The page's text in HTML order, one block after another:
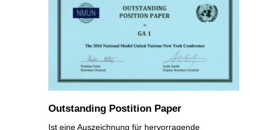
Outstanding Postition Paper
Ist eine Auszeichnung für hervorragende